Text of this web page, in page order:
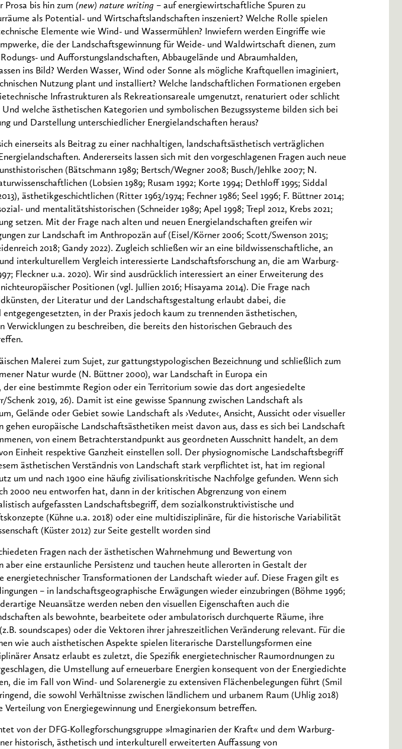
Prosa bis hin zum (new) nature writing – auf energiewirtschaftliche Spuren zu
als Potential- und Wirtschaftslandschaften inszeniert? Welche Rolle spielen
Elemente wie Wind- und Wassermühlen? Inwiefern werden Eingriffe wie
die der Landschaftsgewinnung für Weide- und Waldwirtschaft dienen, zum
und Aufforstungslandschaften, Abbaugelände und Abraumhalden,
ins Bild? Werden Wasser, Wind oder Sonne als mögliche Kraftquellen imaginiert,
Nutzung plant und installiert? Welche landschaftlichen Formationen ergeben
Infrastrukturen als Rekreationsareale umgenutzt, renaturiert oder schlicht
Und welche ästhetischen Kategorien und symbolischen Bezugssysteme bilden sich bei
und Darstellung unterschiedlicher Energielandschaften heraus?
einerseits als Beitrag zu einer nachhaltigen, landschaftsästhetisch verträglichen
Andererseits lassen sich mit den vorgeschlagenen Fragen auch neue
(Bätschmann 1989; Bertsch/Wegner 2008; Busch/Jehlke 2007; N.
(Lobsien 1989; Rusam 1992; Korte 1994; Dethloff 1995; Siddal
ästhetikgeschichtlichen (Ritter 1963/1974; Fechner 1986; Seel 1996; F. Büttner 2014;
und mentalitätshistorischen (Schneider 1989; Apel 1998; Trepl 2012, Krebs 2021;
setzen. Mit der Frage nach alten und neuen Energielandschaften greifen wir
zur Landschaft im Anthropozän auf (Eisel/Körner 2006; Scott/Swenson 2015;
2018; Gandy 2022). Zugleich schließen wir an eine bildwissenschaftliche, an
interkulturellem Vergleich interessierte Landschaftsforschung an, die am Warburg-
Fleckner u.a. 2020). Wir sind ausdrücklich interessiert an einer Erweiterung des
Positionen (vgl. Jullien 2016; Hisayama 2014). Die Frage nach
der Literatur und der Landschaftsgestaltung erlaubt dabei, die
in der Praxis jedoch kaum zu trennenden ästhetischen,
Verwicklungen zu beschreiben, die bereits den historischen Gebrauch des
Malerei zum Sujet, zur gattungstypologischen Bezeichnung und schließlich zum
Natur wurde (N. Büttner 2000), war Landschaft in Europa ein
eine bestimmte Region oder ein Territorium sowie das dort angesiedelte
2019, 26). Damit ist eine gewisse Spannung zwischen Landschaft als
Gelände oder Gebiet sowie Landschaft als ›Vedute‹, Ansicht, Aussicht oder visueller
europäische Landschaftsästhetiken meist davon aus, dass es sich bei Landschaft
von einem Betrachterstandpunkt aus geordneten Ausschnitt handelt, an dem
Einheit respektive Ganzheit einstellen soll. Der physiognomische Landschaftsbegriff
ästhetischen Verständnis von Landschaft stark verpflichtet ist, hat im regional
um und nach 1900 eine häufig zivilisationskritische Nachfolge gefunden. Wenn sich
2000 neu entworfen hat, dann in der kritischen Abgrenzung von einem
aufgefassten Landschaftsbegriff, dem sozialkonstruktivistische und
(Kühne u.a. 2018) oder eine multidisziplinäre, für die historische Variabilität
(Küster 2012) zur Seite gestellt worden sind
Fragen nach der ästhetischen Wahrnehmung und Bewertung von
aber eine erstaunliche Persistenz und tauchen heute allerorten in Gestalt der
energietechnischer Transformationen der Landschaft wieder auf. Diese Fragen gilt es
– in landschaftsgeographische Erwägungen wieder einzubringen (Böhme 1996;
Neuansätze werden neben den visuellen Eigenschaften auch die
als bewohnte, bearbeitete oder ambulatorisch durchquerte Räume, ihre
soundscapes) oder die Vektoren ihrer jahreszeitlichen Veränderung relevant. Für die
wie auch aisthetischen Aspekte spielen literarische Darstellungsformen eine
Ansatz erlaubt es zuletzt, die Spezifik energietechnischer Raumordnungen zu
die Umstellung auf erneuerbare Energien konsequent von der Energiedichte
die im Fall von Wind- und Solarenergie zu extensiven Flächenbelegungen führt (Smil
die sowohl Verhältnisse zwischen ländlichem und urbanem Raum (Uhlig 2018)
Verteilung von Energiegewinnung und Energiekonsum betreffen.
von der DFG-Kollegforschungsgruppe »Imaginarien der Kraft« und dem Warburg-
historisch, ästhetisch und interkulturell erweiterten Auffassung von